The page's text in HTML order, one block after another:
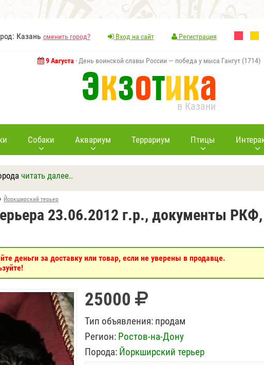
Казань сменить город? Вход на сайт Регистрация
9 Августа - День воинской славы России — победа у мыса Гангут (1714)
в Казани
Собаки Аквариум Террариум Птицы
читать далее..
Ответить Другие вопросы
Задать вопрос
Йоркширский терьер
23.06.2012 г.р., документы
деньги за доставку или товар, если не уверены в продавце.
25000
Тип объявления:продам
Регион: Ростов-на-Дону
Порода: Йоркширский терьер